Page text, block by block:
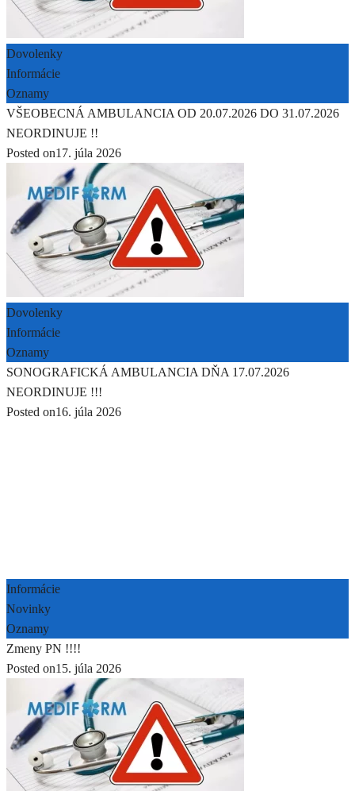
Dovolenky
Informácie
Oznamy
VŠEOBECNÁ AMBULANCIA OD 20.07.2026 DO 31.07.2026
NEORDINUJE !!
Posted on17. júla 2026
Dovolenky
Informácie
Oznamy
SONOGRAFICKÁ AMBULANCIA DŇA 17.07.2026
NEORDINUJE !!!
Posted on16. júla 2026
Informácie
Novinky
Oznamy
Zmeny PN !!!!
Posted on15. júla 2026